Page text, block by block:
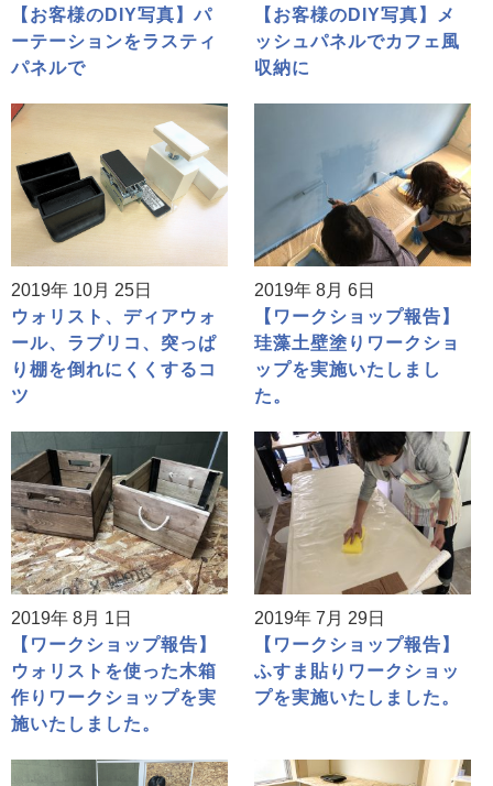
【お客様のDIY写真】パ
ーテーションをラスティ
パネルで
【お客様のDIY写真】メ
ッシュパネルでカフェ風
収納に
2019年 10月 25日
ウォリスト、ディアウォ
ール、ラブリコ、突っぱ
り棚を倒れにくくするコ
ツ
2019年 8月 6日
【ワークショップ報告】
珪藻土壁塗りワークショ
ップを実施いたしまし
た。
2019年 8月 1日
【ワークショップ報告】
ウォリストを使った木箱
作りワークショップを実
施いたしました。
2019年 7月 29日
【ワークショップ報告】
ふすま貼りワークショッ
プを実施いたしました。